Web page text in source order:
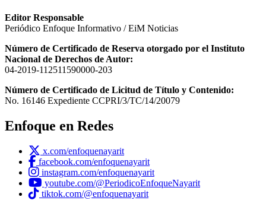
Editor Responsable
Periódico Enfoque Informativo / EiM Noticias
Número de Certificado de Reserva otorgado por el Instituto
Nacional de Derechos de Autor:
04-2019-112511590000-203
Número de Certificado de Licitud de Título y Contenido:
No. 16146 Expediente CCPRI/3/TC/14/20079
Enfoque en Redes
x.com/enfoquenayarit
facebook.com/enfoquenayarit
instagram.com/enfoquenayarit
youtube.com/@PeriodicoEnfoqueNayarit
tiktok.com/@enfoquenayarit